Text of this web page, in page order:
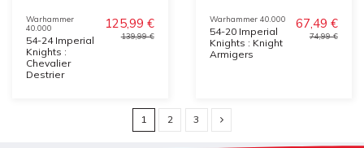
Warhammer
40.000
54-24 Imperial
Knights :
Chevalier
Destrier
125,99 €
139,99 €
Warhammer 40.000
54-20 Imperial
Knights : Knight
Armigers
67,49 €
74,99 €
1 2 3